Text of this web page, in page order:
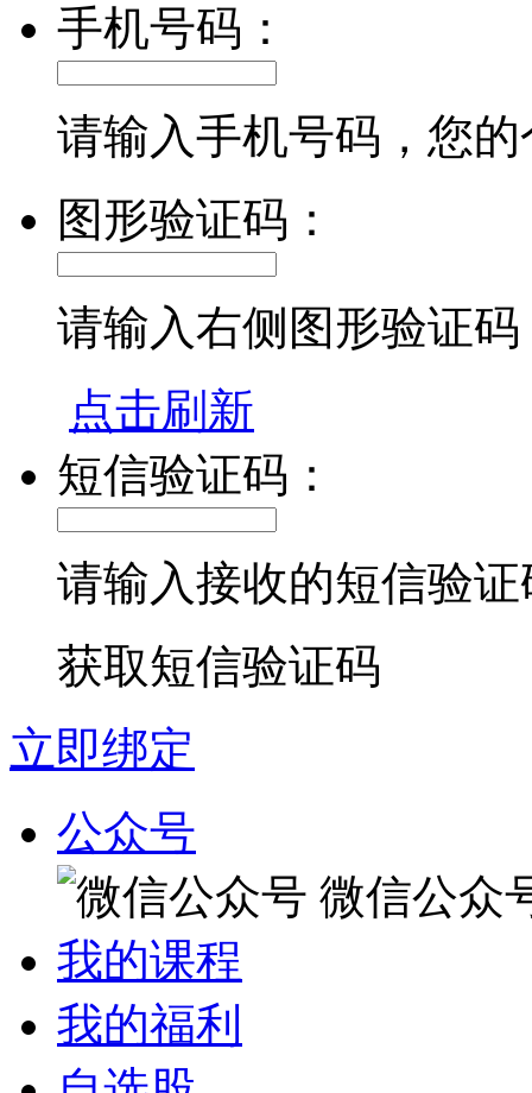
手机号码：
请输入手机号码，您
图形验证码：
请输入右侧图形验证码
点击刷新
短信验证码：
请输入接收的短信验证
获取短信验证码
立即绑定
公众号
微信公众
我的课程
我的福利